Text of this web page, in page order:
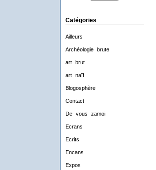
Catégories
Ailleurs
Archéologie brute
art brut
art naïf
Blogosphère
Contact
De vous zamoi
Ecrans
Ecrits
Encans
Expos